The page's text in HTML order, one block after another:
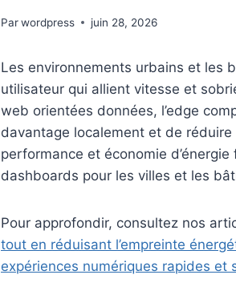
Parwordpress juin 28, 2026
Les environnements urbains et les
utilisateur qui allient vitesse et
web orientées données, l’edge
davantage localement et de
performance et économie
dashboards pour les villes et les
Pour approfondir, consultez nos
tout en réduisant l’empreinte
expériences numériques rapides